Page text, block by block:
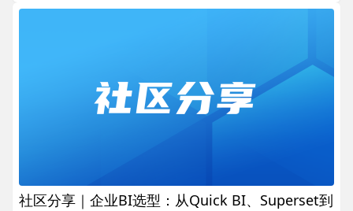
社区分享｜企业BI选型：从Quick BI、Superset到